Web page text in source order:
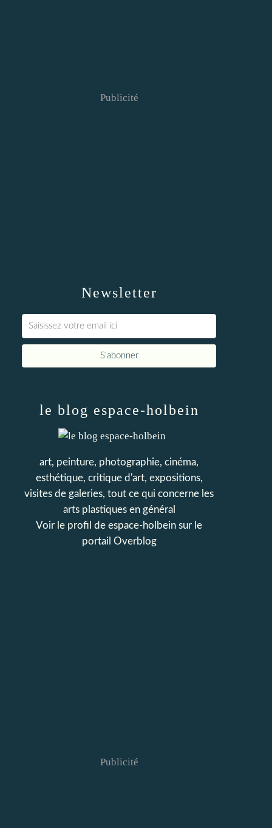
Newsletter
Publicité
le blog espace-holbein
art, peinture, photographie, cinéma,
esthétique, critique d'art, expositions,
visites de galeries, tout ce qui concerne les
arts plastiques en général
Voir le profil de espace-holbein sur le
portail Overblog
Publicité